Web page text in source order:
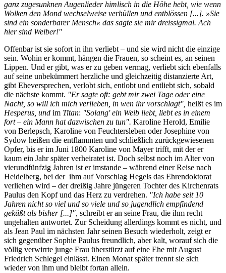
ganz zugesunknen Augenlieder himlisch in die Höhe hebt, wie wenn
Wolken den Mond wechselweise verhüllen und entblössen [...]. »Sie
sind ein sonderbarer Mensch« das sagte sie mir dreissigmal. Ach
hier sind Weiber!"
Offenbar ist sie sofort in ihn verliebt – und sie wird nicht die einzige
sein. Wohin er kommt, hängen die Frauen, so scheint es, an seinen
Lippen. Und er gibt, was er zu geben vermag, verliebt sich ebenfalls
auf seine unbekümmert herzliche und gleichzeitig distanzierte Art,
gibt Eheversprechen, verlobt sich, entlobt und entliebt sich, sobald
die nächste kommt. "Er sagte oft: gebt mir zwei Tage oder eine
Nacht, so will ich mich verlieben, in wen ihr vorschlagt", heißt es im
Hesperus, und im Titan: "Solang' ein Weib liebt, liebt es in einem
fort – ein Mann hat dazwischen zu tun". Karoline Herold, Emilie
von Berlepsch, Karoline von Feuchtersleben oder Josephine von
Sydow heißen die entflammten und schließlich zurückgewiesenen
Opfer, bis er im Juni 1800 Karoline von Mayer trifft, mit der er
kaum ein Jahr später verheiratet ist. Doch selbst noch im Alter von
vierundfünfzig Jahren ist er imstande – während einer Reise nach
Heidelberg, bei der ihm auf Vorschlag Hegels das Ehrendoktorat
verliehen wird – der dreißig Jahre jüngeren Tochter des Kirchenrats
Paulus den Kopf und das Herz zu verdrehen. "Ich habe seit 10
Jahren nicht so viel und so viele und so jugendlich empfindend
geküßt als bisher [...]", schreibt er an seine Frau, die ihm recht
ungehalten antwortet. Zur Scheidung allerdings kommt es nicht, und
als Jean Paul im nächsten Jahr seinen Besuch wiederholt, zeigt er
sich gegenüber Sophie Paulus freundlich, aber kalt, worauf sich die
völlig verwirrte junge Frau überstürzt auf eine Ehe mit August
Friedrich Schlegel einlässt. Einen Monat später trennt sie sich
wieder von ihm und bleibt fortan allein.